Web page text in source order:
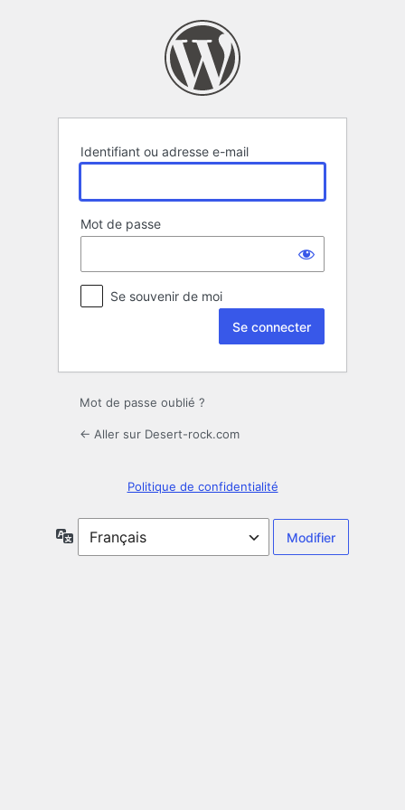
Identifiant ou adresse e-mail
Mot de passe
Se souvenir de moi
Mot de passe oublié ?
← Aller sur Desert-rock.com
Politique de confidentialité
Langue